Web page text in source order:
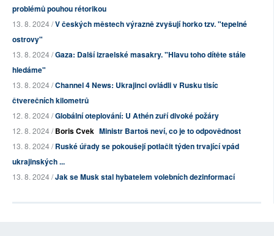
problémů pouhou rétorikou
13. 8. 2024 /V českých městech výrazně zvyšují horko tzv. "tepelné
ostrovy"
13. 8. 2024 /Gaza: Další izraelské masakry. "Hlavu toho dítěte stále
hledáme"
13. 8. 2024 /Channel 4 News: Ukrajinci ovládli v Rusku tisíc
čtverečních kilometrů
12. 8. 2024 /Globální oteplování: U Athén zuří divoké požáry
12. 8. 2024 /Boris Cvek Ministr Bartoš neví, co je to odpovědnost
13. 8. 2024 /Ruské úřady se pokoušejí potlačit týden trvající vpád
ukrajinských ...
13. 8. 2024 /Jak se Musk stal hybatelem volebních dezinformací